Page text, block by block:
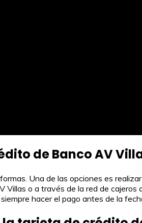
de Banco AV
Una de las opciones es
Villas o a través de la red de
hacer el pago antes de la